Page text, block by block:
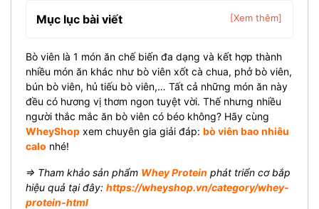
Mục lục bài viết [Xem thêm]
Bò viên là 1 món ăn chế biến đa dạng và kết hợp thành
nhiều món ăn khác như bò viên xốt cà chua, phở bò viên,
bún bò viên, hủ tiếu bò viên,… Tất cả những món ăn này
đều có hương vị thơm ngon tuyệt vời. Thế nhưng nhiều
người thắc mắc ăn bò viên có béo không? Hãy cùng
WheyShop xem chuyên gia giải đáp: bò viên bao nhiêu
calo nhé!
⇒ Tham khảo sản phẩm Whey Protein phát triển cơ bắp
hiệu quả tại đây: https://wheyshop.vn/category/whey-
protein-html